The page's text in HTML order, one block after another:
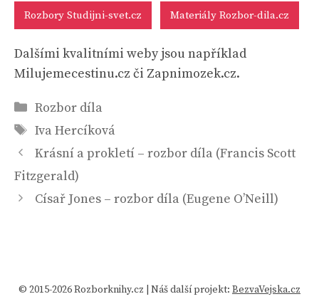
Rozbory Studijni-svet.cz Materiály Rozbor-dila.cz
Dalšími kvalitními weby jsou například
Milujemecestinu.cz či Zapnimozek.cz.
Rubriky
Rozbor díla
Štítky
Iva Hercíková
Krásní a prokletí – rozbor díla (Francis Scott
Fitzgerald)
Císař Jones – rozbor díla (Eugene O’Neill)
© 2015-2026 Rozborknihy.cz | Náš další projekt: BezvaVejska.cz